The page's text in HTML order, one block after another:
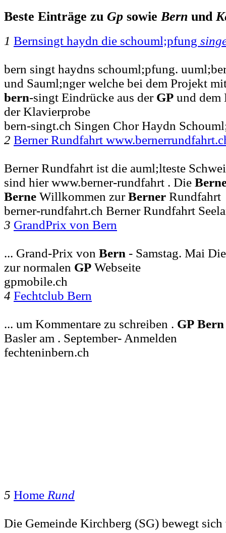
Beste Einträge zu Gp sowieBern und
1 Bernsingt haydn die schouml;pfung
bern singt haydns schouml;pfung.
und Sauml;nger welche bei dem Projekt
bern-singt Eindrücke aus der GP und dem
der Klavierprobe
bern-singt.ch Singen Chor Haydn
2 Berner Rundfahrt
Berner Rundfahrt ist die auml;lteste
sind hier www.berner-rundfahrt . Die
Berne Willkommen zurBerner Rundfahrt
berner-rundfahrt.ch Berner Rundfahrt
3 GrandPrix von Bern
... Grand-Prix von Bern - Samstag. Mai
zur normalen GP Webseite
gpmobile.ch
4 Fechtclub Bern
... um Kommentare zu schreiben . GP Bern
Basler am . September- Anmelden
fechteninbern.ch
5 Home Rund
Die Gemeinde Kirchberg (SG) bewegt